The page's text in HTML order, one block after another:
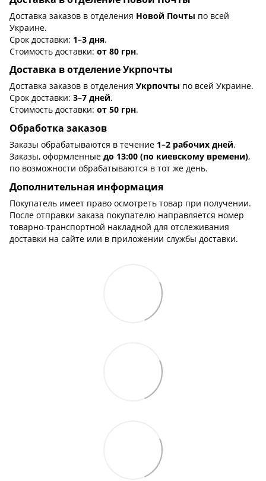
Доставка заказов в отделения Новой Почты по всей
Украине.
Срок доставки: 1–3 дня.
Стоимость доставки: от 80 грн.
Доставка в отделение Укрпочты
Доставка заказов в отделения Укрпочты по всей Украине.
Срок доставки: 3–7 дней.
Стоимость доставки: от 50 грн.
Обработка заказов
Заказы обрабатываются в течение 1–2 рабочих дней.
Заказы, оформленные до 13:00 (по киевскому времени),
по возможности обрабатываются в тот же день.
Дополнительная информация
Покупатель имеет право осмотреть товар при получении.
После отправки заказа покупателю направляется номер
товарно-транспортной накладной для отслеживания
доставки на сайте или в приложении службы доставки.